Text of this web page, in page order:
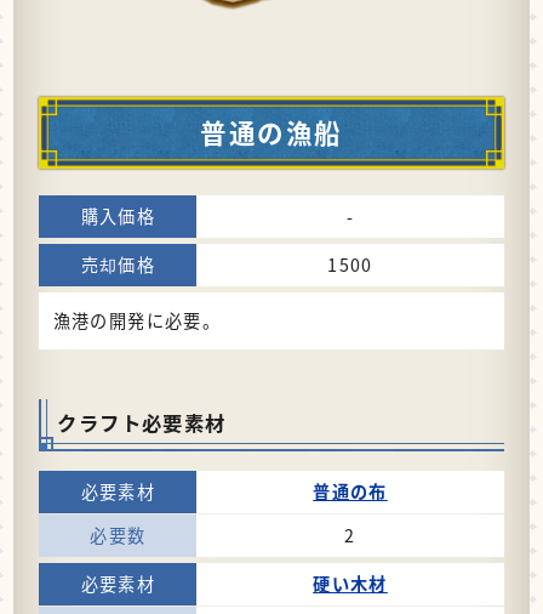
普通の漁船
-
1500
漁港の開発に必要。
クラフト必要素材
普通の布
2
硬い木材